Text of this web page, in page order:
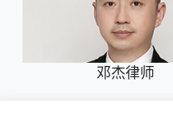
邓杰律师